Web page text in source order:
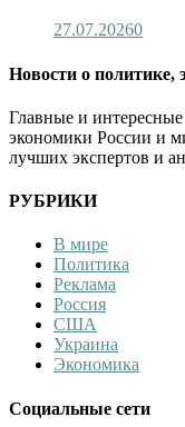
27.07.20260
Новости о политике,
Главные и
экономики России и
лучших экспертов и
РУБРИКИ
В мире
Политика
Реклама
Россия
США
Украина
Экономика
Социальные сети